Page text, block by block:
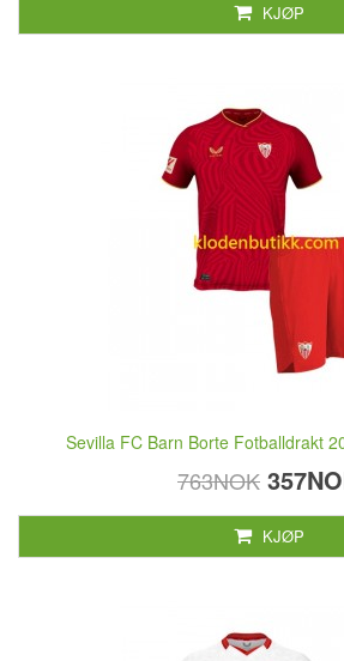
KJØP
Sevilla FC Barn Borte Fotballdrakt
763NOK
KJØP